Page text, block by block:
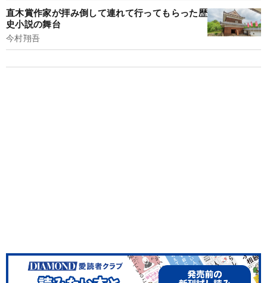
直木賞作家が拝み倒して連れて行ってもらった歴
史小説の舞台
今村翔吾